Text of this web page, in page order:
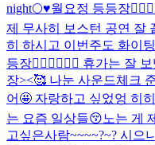
night🌕♥️월요정 등등장
제 무사히 보스턴 공연 잘
히 하시고 이번주도 화이
등장🧚🏻‍♀️🧚🏻‍♀️ 휴가는 잘
장><🥰 나눈 사운드체크
어🤩 자랑하고 싶었엉 히
는 요즘 일상들😚노는 게
고싶은사람~~~~?~? 시으